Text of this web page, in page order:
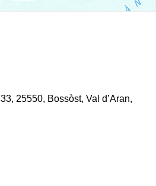
25550, Bossòst, Val d’Aran,